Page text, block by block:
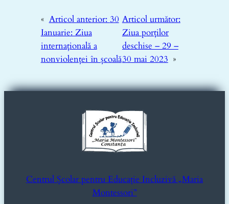
« Articol anterior: 30
Ianuarie: Ziua
internațională a
nonviolenței în școală
Articol următor:
Ziua porților
deschise – 29 –
30 mai 2023 »
Centrul Școlar pentru Educație Incluzivă „Maria
Montessori”